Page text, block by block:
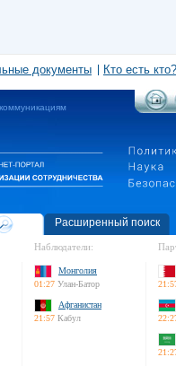
документы Кто есть кто?
Расширенный поиск
Наблюдатели:
Монголия
01:27 Улан-Батор
Афганистан
21:57 Кабул